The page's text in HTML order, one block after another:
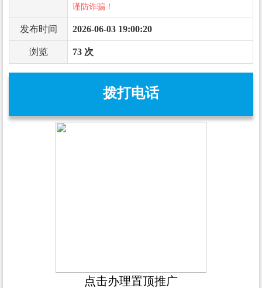
谨防诈骗！
发布时间 2026-06-03 19:00:20
浏览 73 次
拨打电话
点击办理置顶推广